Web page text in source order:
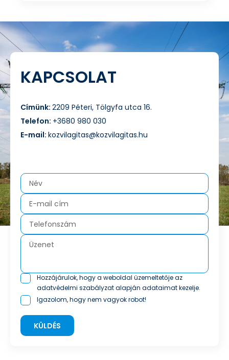
KAPCSOLAT
Címünk: 2209 Péteri, Tölgyfa utca 16.
Telefon: +3680 980 030
E-mail: kozvilagitas@kozvilagitas.hu
Hozzájárulok, hogy a weboldal üzemeltetője az
adatvédelmi szabályzatalapján adataimat kezelje.
Igazolom, hogy nem vagyok robot!
KÜLDÉS